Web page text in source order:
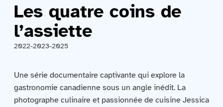
Profil
Nouvelles
Équipe
Les quatre coins de
l’assiette
2022-2023-2025
Une série documentaire captivante qui explore la
gastronomie canadienne sous un angle inédit. La
photographe culinaire et passionnée de cuisine Jessica